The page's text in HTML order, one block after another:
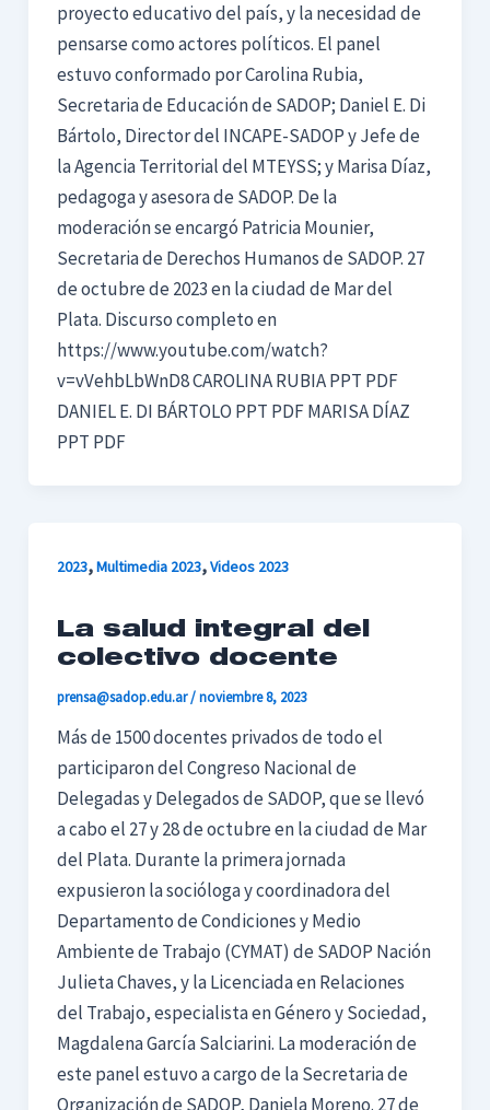
proyecto educativo del país, y la necesidad de
pensarse como actores políticos. El panel
estuvo conformado por Carolina Rubia,
Secretaria de Educación de SADOP; Daniel E. Di
Bártolo, Director del INCAPE-SADOP y Jefe de
la Agencia Territorial del MTEYSS; y Marisa Díaz,
pedagoga y asesora de SADOP. De la
moderación se encargó Patricia Mounier,
Secretaria de Derechos Humanos de SADOP. 27
de octubre de 2023 en la ciudad de Mar del
Plata. Discurso completo en
https://www.youtube.com/watch?
v=vVehbLbWnD8 CAROLINA RUBIA PPT PDF
DANIEL E. DI BÁRTOLO PPT PDF MARISA DÍAZ
PPT PDF
2023,Multimedia 2023,Videos 2023
La salud integral del
colectivo docente
prensa@sadop.edu.ar/noviembre 8, 2023
Más de 1500 docentes privados de todo el
participaron del Congreso Nacional de
Delegadas y Delegados de SADOP, que se llevó
a cabo el 27 y 28 de octubre en la ciudad de Mar
del Plata. Durante la primera jornada
expusieron la socióloga y coordinadora del
Departamento de Condiciones y Medio
Ambiente de Trabajo (CYMAT) de SADOP Nación
Julieta Chaves, y la Licenciada en Relaciones
del Trabajo, especialista en Género y Sociedad,
Magdalena García Salciarini. La moderación de
este panel estuvo a cargo de la Secretaria de
Organización de SADOP, Daniela Moreno. 27 de